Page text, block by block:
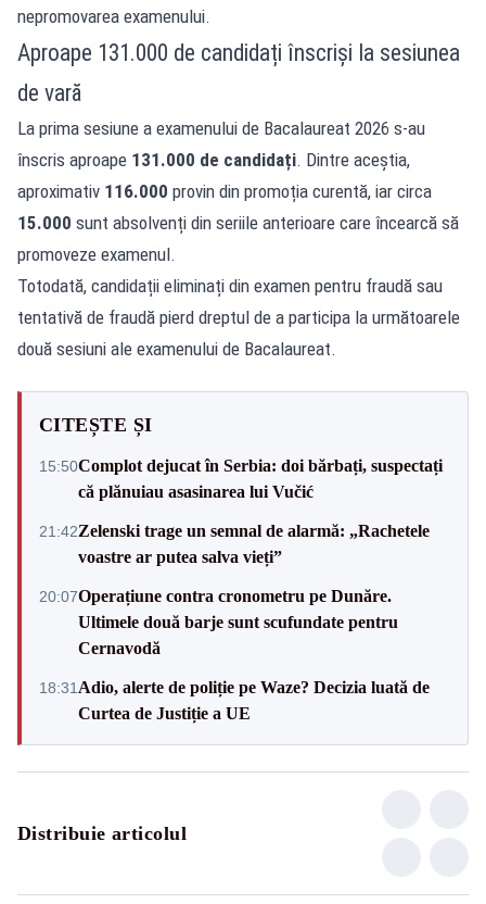
nepromovarea examenului.
Aproape 131.000 de candidați înscriși la sesiunea
de vară
La prima sesiune a examenului de Bacalaureat 2026 s-au
înscris aproape 131.000 de candidați. Dintre aceștia,
aproximativ 116.000 provin din promoția curentă, iar circa
15.000 sunt absolvenți din seriile anterioare care încearcă să
promoveze examenul.
Totodată, candidații eliminați din examen pentru fraudă sau
tentativă de fraudă pierd dreptul de a participa la următoarele
două sesiuni ale examenului de Bacalaureat.
CITEȘTE ȘI
15:50Complot dejucat în Serbia: doi bărbați, suspectați
că plănuiau asasinarea lui Vučić
21:42Zelenski trage un semnal de alarmă: „Rachetele
voastre ar putea salva vieți”
20:07Operațiune contra cronometru pe Dunăre.
Ultimele două barje sunt scufundate pentru
Cernavodă
18:31 Adio, alerte de poliție pe Waze? Decizia luată de
Curtea de Justiție a UE
Distribuie articolul